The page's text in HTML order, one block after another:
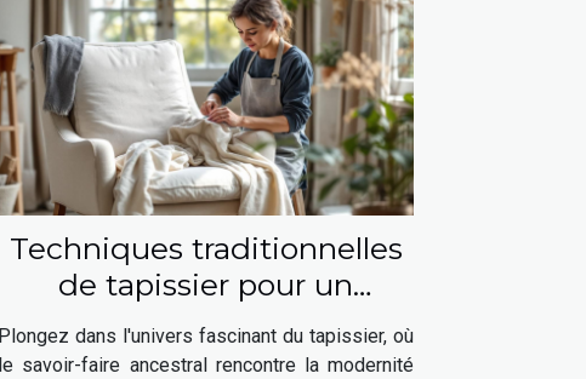
Techniques traditionnelles
de tapissier pour un
intérieur moderne
Plongez dans l'univers fascinant du tapissier, où
le savoir-faire ancestral rencontre la modernité